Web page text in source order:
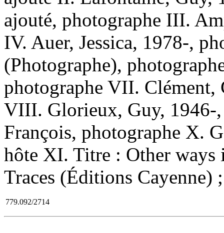
ajouté, photographe III.
IV. Auer, Jessica, 1978-,
(Photographe),
photographe VII. Clément,
VIII. Glorieux, Guy, 1946-
François, photographe X.
hôte XI. Titre : Other
Traces (Éditions Cayenne)
779.092/2714